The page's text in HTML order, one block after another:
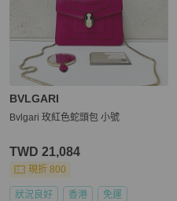
BVLGARI
Bvlgari 玫紅色蛇頭包 小號
TWD 21,084
現折 800
狀況良好 香港 免運